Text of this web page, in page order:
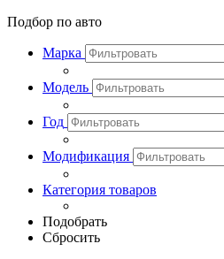
Подбор по авто
Марка
Модель
Год
Модификация
Категория товаров
Подобрать
Сбросить